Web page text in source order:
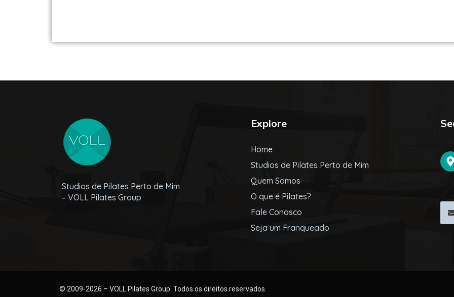
Studios de Pilates Perto de Mim
– VOLL Pilates Group
Explore
Home
Studios de Pilates Perto de Mim
Quem Somos
O que é Pilates?
Fale Conosco
Seja um Franqueado
© 2009-2026 – VOLL Pilates Group. Todos os direitos reservados.